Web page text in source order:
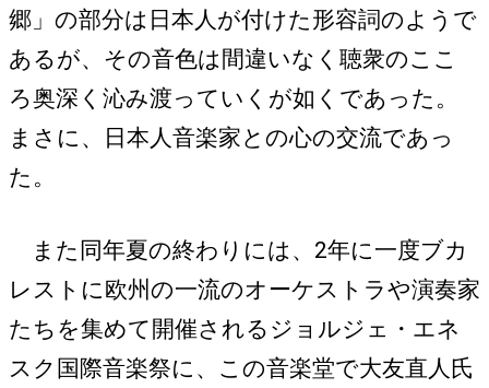
郷」の部分は日本人が付けた形容詞のようで
あるが、その音色は間違いなく聴衆のここ
ろ奥深く沁み渡っていくが如くであった。
まさに、日本人音楽家との心の交流であっ
た。
また同年夏の終わりには、2年に一度ブカ
レストに欧州の一流のオーケストラや演奏家
たちを集めて開催されるジョルジェ・エネ
スク国際音楽祭に、この音楽堂で大友直人氏